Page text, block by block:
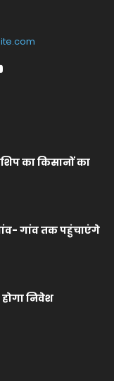
का किसानों का
गांव तक पहुंचाएंगे
होगा निवेश